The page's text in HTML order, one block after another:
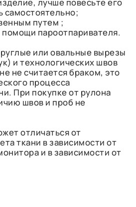
самостоятельно;
путем ;
пароотпаривателя.
или овальные вырезы
и технологических швов
не считается браком, это
процесса
При покупке от рулона
швов и проб не
отличаться от
ткани в зависимости от
и в зависимости от